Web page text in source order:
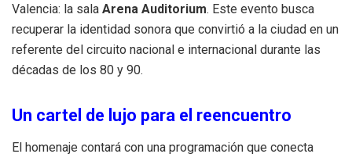
Valencia: la sala Arena Auditorium. Este evento busca
recuperar la identidad sonora que convirtió a la ciudad en un
referente del circuito nacional e internacional durante las
décadas de los 80 y 90.
Un cartel de lujo para el reencuentro
El homenaje contará con una programación que conecta